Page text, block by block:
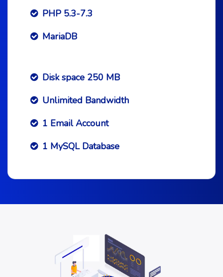
PHP 5.3-7.3
MariaDB
Disk space 250 MB
Unlimited Bandwidth
1 Email Account
1 MySQL Database